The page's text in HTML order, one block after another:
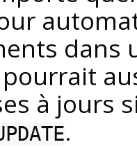
dans
à jours
.